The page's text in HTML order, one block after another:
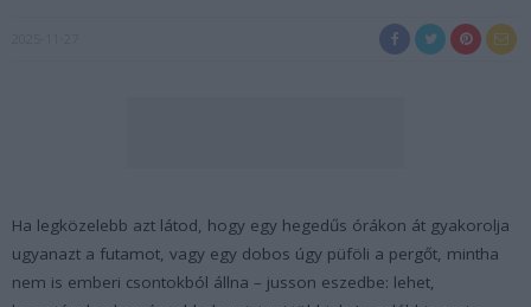
Ha legközelebb azt látod, hogy egy hegedűs órákon át gyakorolja
ugyanazt a futamot, vagy egy dobos úgy püföli a pergőt, mintha
nem is emberi csontokból állna – jusson eszedbe: lehet,